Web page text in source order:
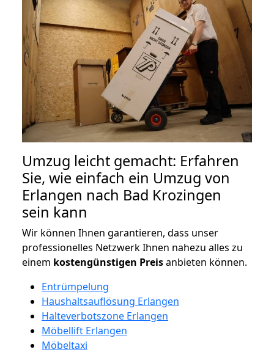
Umzug leicht gemacht: Erfahren
Sie, wie einfach ein Umzug von
Erlangen nach Bad Krozingen
sein kann
Wir können Ihnen garantieren, dass unser
professionelles Netzwerk Ihnen nahezu alles zu
einem kostengünstigen Preisanbieten können.
Entrümpelung
Haushaltsauflösung Erlangen
Halteverbotszone Erlangen
Möbellift Erlangen
Möbeltaxi